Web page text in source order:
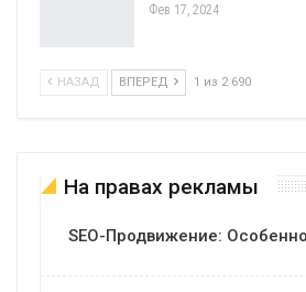
Фев 17, 2024
НАЗАД ВПЕРЕД 1 из 2 690
На правах рекламы
SEO-Продвижение: